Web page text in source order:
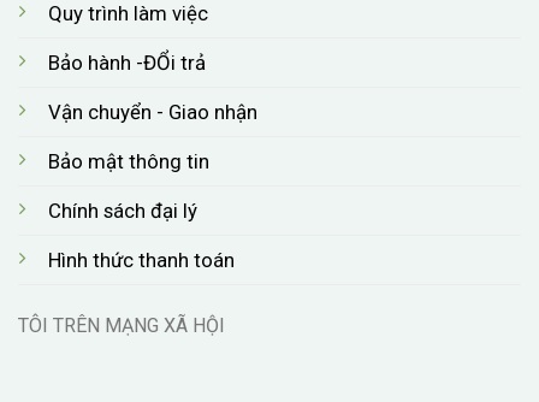
Quy trình làm việc
Bảo hành -ĐỔi trả
Vận chuyển - Giao nhận
Bảo mật thông tin
Chính sách đại lý
Hình thức thanh toán
TÔI TRÊN MẠNG XÃ HỘI